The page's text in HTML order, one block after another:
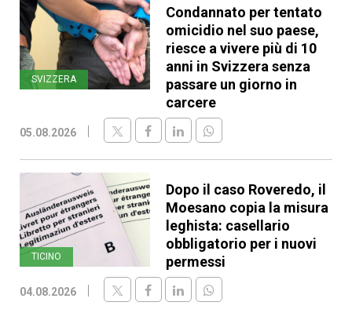
SVIZZERA
Condannato per tentato
omicidio nel suo paese,
riesce a vivere più di 10
anni in Svizzera senza
passare un giorno in
carcere
05.08.2026
TICINO
Dopo il caso Roveredo, il
Moesano copia la misura
leghista: casellario
obbligatorio per i nuovi
permessi
04.08.2026